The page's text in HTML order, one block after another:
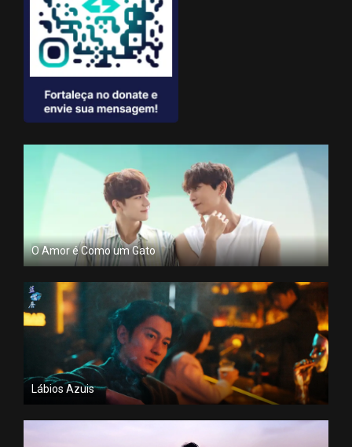
O Amor é Como um Gato
Lábios Azuis